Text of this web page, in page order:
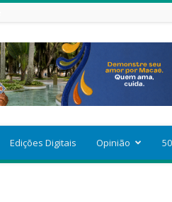
Edições Digitais Opinião